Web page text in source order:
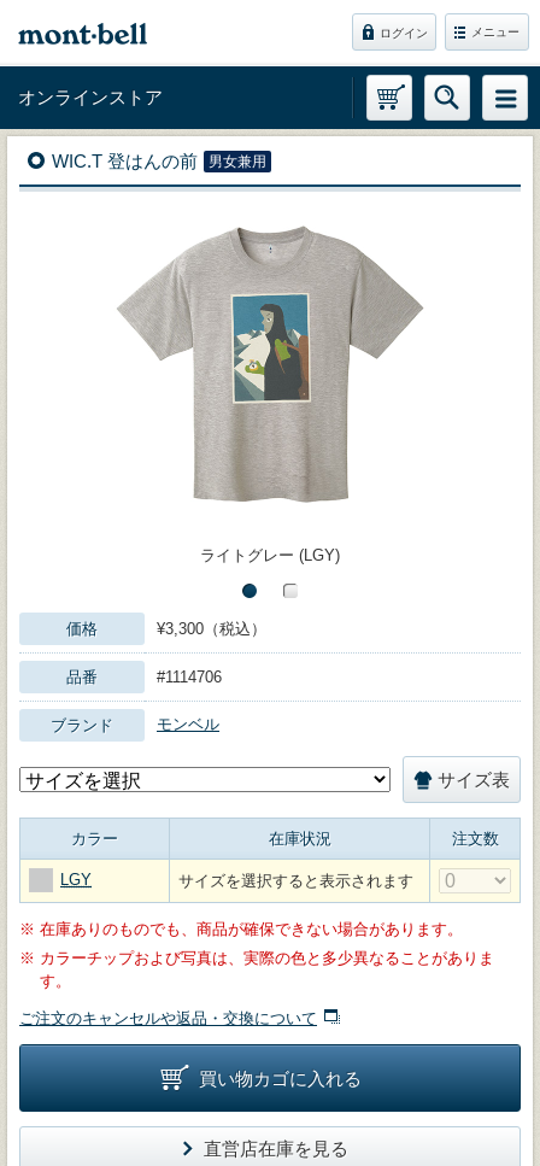
ログイン メニュー
オンラインストア
WIC.T 登はんの前 男女兼用
ライトグレー (LGY)
価格 ¥3,300（税込）
品番 #1114706
ブランド モンベル
サイズ表
カラー 在庫状況 注文数
LGY サイズを選択すると表示されます
※ 在庫ありのものでも、商品が確保できない場合があります。
※ カラーチップおよび写真は、実際の色と多少異なることがありま
す。
ご注文のキャンセルや返品・交換について
買い物カゴに入れる
直営店在庫を見る